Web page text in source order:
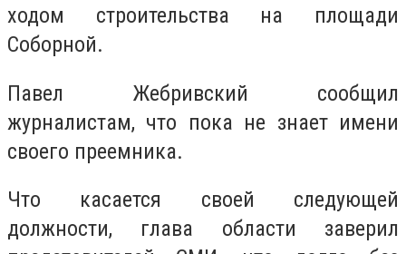
ходом строительства на площади
Соборной.
Павел Жебривский сообщил
журналистам, что пока не знает имени
своего преемника.
Что касается своей следующей
должности, глава области заверил